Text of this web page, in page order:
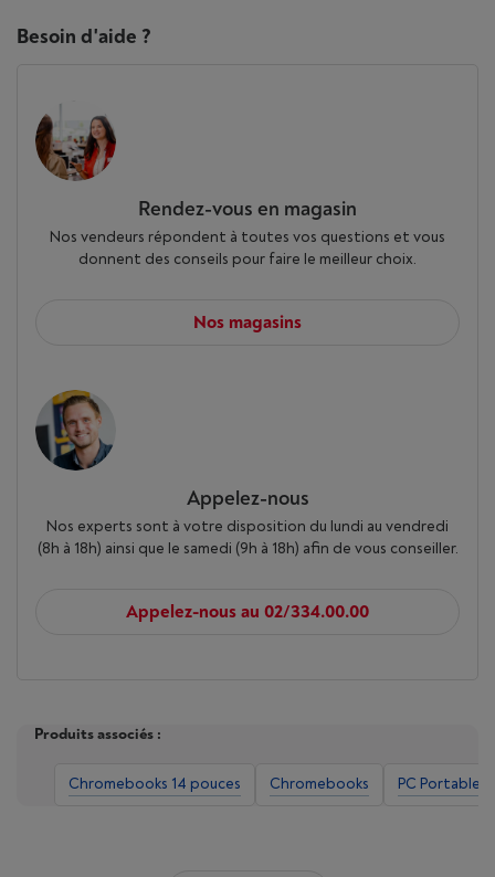
Besoin d'aide ?
Rendez-vous en magasin
Nos vendeurs répondent à toutes vos questions et vous
donnent des conseils pour faire le meilleur choix.
Nos magasins
Appelez-nous
Nos experts sont à votre disposition du lundi au vendredi
(8h à 18h) ainsi que le samedi (9h à 18h) afin de vous conseiller.
Appelez-nous au 02/334.00.00
Produits associés :
Chromebooks 14 pouces Chromebooks PC Portable